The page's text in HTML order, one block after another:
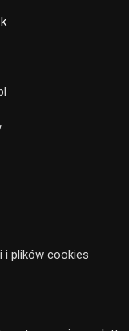
i plików cookies